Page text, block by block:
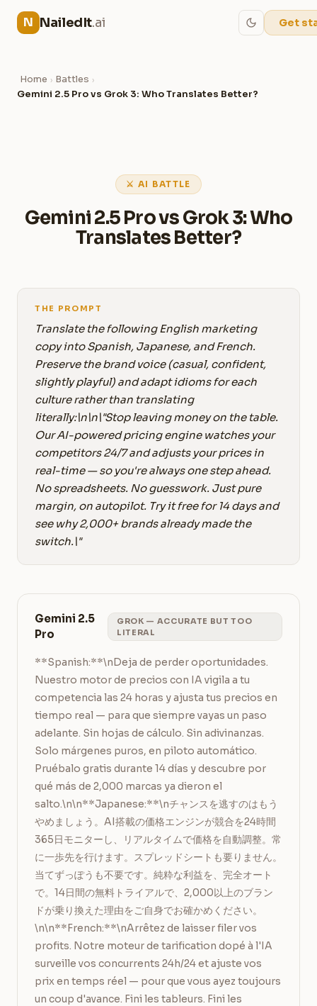
N NailedIt.ai Get
Home › Battles ›
Gemini 2.5 Pro vs Grok 3: Who Translates Better?
⚔ AI BATTLE
Gemini 2.5 Pro vs Grok 3: Who
Translates Better?
THE PROMPT
Translate the following English marketing
copy into Spanish, Japanese, and French.
Preserve the brand voice (casual, confident,
slightly playful) and adapt idioms for each
culture rather than translating
literally:\n\n\"Stop leaving money on the table.
Our AI-powered pricing engine watches your
competitors 24/7 and adjusts your prices in
real-time — so you're always one step ahead.
No spreadsheets. No guesswork. Just pure
margin, on autopilot. Try it free for 14 days and
see why 2,000+ brands already made the
switch.\"
Gemini 2.5
Pro
GROK — ACCURATE BUT TOO
LITERAL
**Spanish:**\nDeja de perder oportunidades.
Nuestro motor de precios con IA vigila a tu
competencia las 24 horas y ajusta tus precios en
tiempo real — para que siempre vayas un paso
adelante. Sin hojas de cálculo. Sin adivinanzas.
Solo márgenes puros, en piloto automático.
Pruébalo gratis durante 14 días y descubre por
qué más de 2,000 marcas ya dieron el
salto.\n\n**Japanese:**\nチャンスを逃すのはもう
やめましょう。AI搭載の価格エンジンが競合を24時間
365日モニターし、リアルタイムで価格を自動調整。常
に一歩先を行けます。スプレッドシートも要りません。
当てずっぽうも不要です。純粋な利益を、完全オート
で。14日間の無料トライアルで、2,000以上のブラン
ドが乗り換えた理由をご自身でお確かめください。
\n\n**French:**\nArrêtez de laisser filer vos
profits. Notre moteur de tarification dopé à l'IA
surveille vos concurrents 24h/24 et ajuste vos
prix en temps réel — pour que vous ayez toujours
un coup d'avance. Fini les tableurs. Fini les